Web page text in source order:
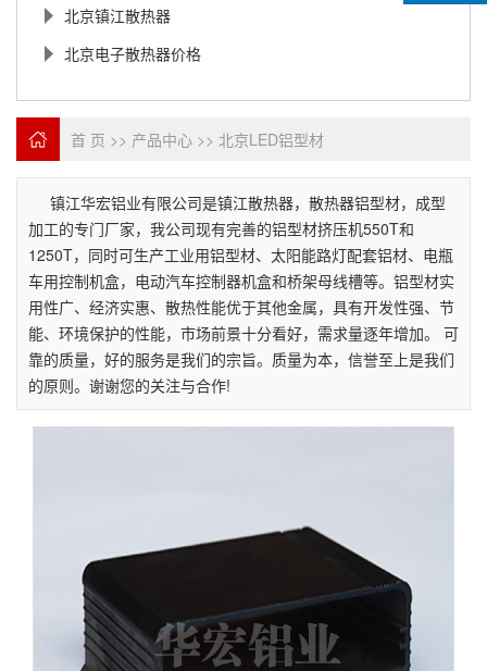
北京镇江散热器
北京电子散热器价格
首 页 >> 产品中心 >> 北京LED铝型材
镇江华宏铝业有限公司是镇江散热器，散热器铝型材，成型
加工的专门厂家，我公司现有完善的铝型材挤压机550T和
1250T，同时可生产工业用铝型材、太阳能路灯配套铝材、电瓶
车用控制机盒，电动汽车控制器机盒和桥架母线槽等。铝型材实
用性广、经济实惠、散热性能优于其他金属，具有开发性强、节
能、环境保护的性能，市场前景十分看好，需求量逐年增加。 可
靠的质量，好的服务是我们的宗旨。质量为本，信誉至上是我们
的原则。谢谢您的关注与合作!